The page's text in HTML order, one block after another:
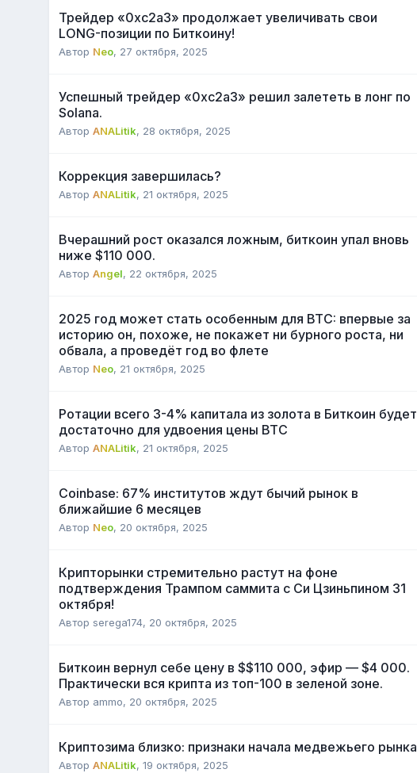
Трейдер «0xc2a3» продолжает увеличивать свои
LONG-позиции по Биткоину!
Автор Neo, 27 октября, 2025
Успешный трейдер «0xc2a3» решил залететь в лонг по
Solana.
АвторANALitik, 28 октября, 2025
Коррекция завершилась?
АвторANALitik, 21 октября, 2025
Вчерашний рост оказался ложным, биткоин упал вновь
ниже $110 000.
АвторAngel, 22 октября, 2025
2025 год может стать особенным для BTC: впервые за
историю он, похоже, не покажет ни бурного роста, ни
обвала, а проведёт год во флете
Автор Neo, 21 октября, 2025
Ротации всего 3-4% капитала из золота в Биткоин будет
достаточно для удвоения цены BTC
АвторANALitik, 21 октября, 2025
Coinbase: 67% институтов ждут бычий рынок в
ближайшие 6 месяцев
Автор Neo, 20 октября, 2025
Крипторынки стремительно растут на фоне
подтверждения Трампом саммита с Си Цзиньпином 31
октября!
Авторserega174, 20 октября, 2025
Биткоин вернул себе цену в $$110 000, эфир — $4 000.
Практически вся крипта из топ-100 в зеленой зоне.
Автор ammo, 20 октября, 2025
Криптозима близко: признаки начала медвежьего рынка
АвторANALitik,19 октября, 2025